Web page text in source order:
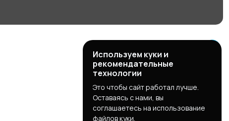
Используем куки и
рекомендательные
технологии
Это чтобы сайт работал лучше.
Оставаясь с нами, вы
соглашаетесь на использование
файлов куки.